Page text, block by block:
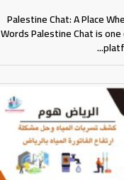
Palestine Chat: A Place
Words Palestine Chat is